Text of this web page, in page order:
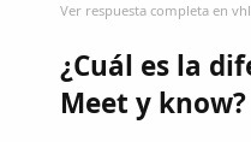
Ver respuesta completa en
¿Cuál es la
Meet y know?